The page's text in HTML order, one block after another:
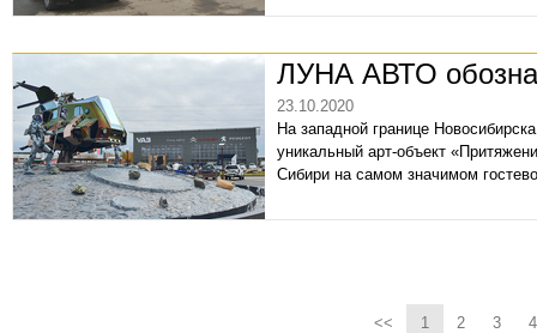
ЛУНА АВТО
23.10.2020
На западной границе
уникальный арт-объект
Сибири на самом значимом
<< 1 2 3 4